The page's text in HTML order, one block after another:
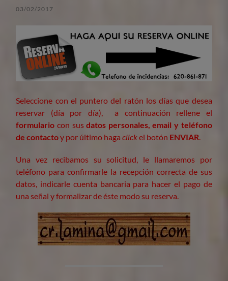
03/02/2017
Seleccione con el puntero del ratón los días que desea
reservar (día por día), a continuación rellene el
formulario con susdatos personales, email y teléfono
de contactoy por último hagaclickel botón ENVIAR.
Una vez recibamos su solicitud, le llamaremos por
teléfono para confirmarle la recepción correcta de sus
datos, indicarle cuenta bancaria para hacer el pago de
una señal y formalizar de éste modo su reserva.